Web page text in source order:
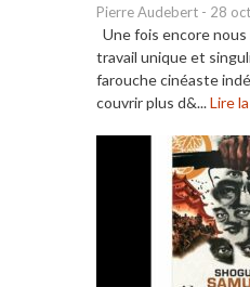
Pierre Audebert - 28
Une fois encore
travail unique et
farouche cinéaste
couvrir plus d&...Lire